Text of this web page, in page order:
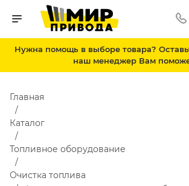
Нужна помощь в выборе товара?
наш менеджер Вам
Главная
Каталог
Топливное оборудование
Очистка топлива